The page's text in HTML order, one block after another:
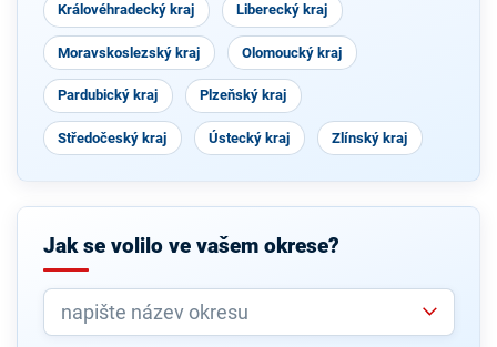
Královéhradecký kraj Liberecký kraj
Moravskoslezský kraj Olomoucký kraj
Pardubický kraj Plzeňský kraj
Středočeský kraj Ústecký kraj Zlínský kraj
Jak se volilo ve vašem okrese?